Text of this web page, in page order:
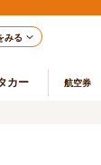
みる
カー 航空券